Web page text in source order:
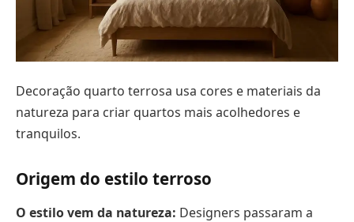
Decoração quarto terrosa usa cores e materiais da
natureza para criar quartos mais acolhedores e
tranquilos.
Origem do estilo terroso
O estilo vem da natureza: Designers passaram a